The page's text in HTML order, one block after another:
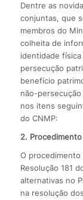
Dentre as
conjuntas, que
membros do
colheita de
identidade
persecução
benefício
não-
nos itens
do CNMP:
2.
O
Resolução 181
alternativas no
na resolução